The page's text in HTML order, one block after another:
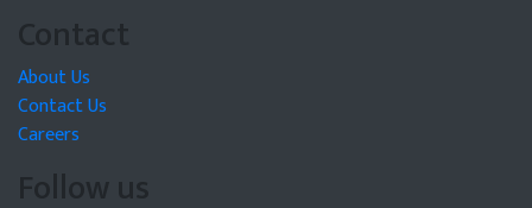
Contact
About Us
Contact Us
Careers
Follow us